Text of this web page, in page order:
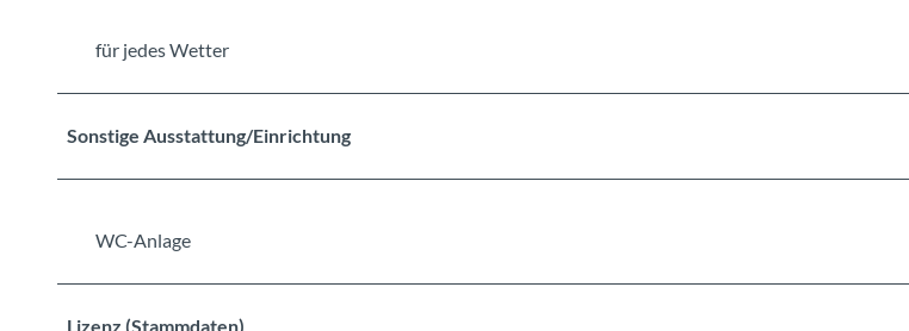
für jedes Wetter
Sonstige Ausstattung/Einrichtung
WC-Anlage
Lizenz (Stammdaten)